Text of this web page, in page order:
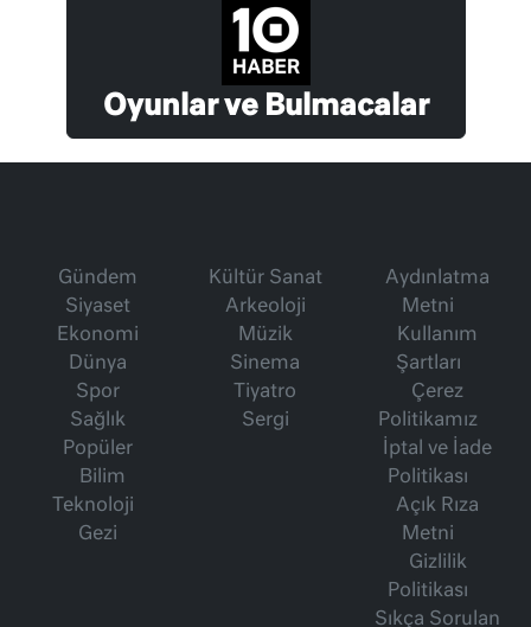
Oyunlar ve Bulmacalar
Gündem
Siyaset
Ekonomi
Dünya
Spor
Sağlık
Popüler
Bilim
Teknoloji
Gezi
Kültür Sanat
Arkeoloji
Müzik
Sinema
Tiyatro
Sergi
Aydınlatma
Metni
Kullanım
Şartları
Çerez
Politikamız
İptal ve İade
Politikası
Açık Rıza
Metni
Gizlilik
Politikası
Sıkça Sorulan